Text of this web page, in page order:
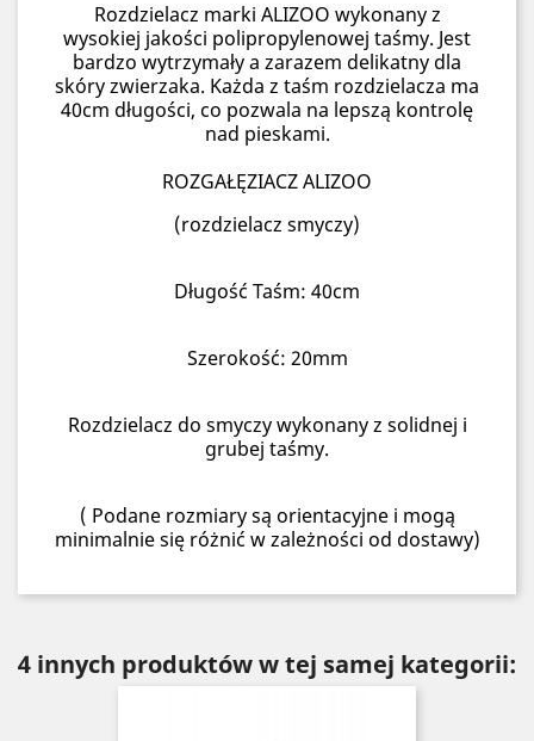
Rozdzielacz marki ALIZOO wykonany z
wysokiej jakości polipropylenowej taśmy. Jest
bardzo wytrzymały a zarazem delikatny dla
skóry zwierzaka. Każda z taśm rozdzielacza ma
40cm długości, co pozwala na lepszą kontrolę
nad pieskami.
ROZGAŁĘZIACZ ALIZOO
(rozdzielacz smyczy)
Długość Taśm: 40cm
Szerokość: 20mm
Rozdzielacz do smyczy wykonany z solidnej i
grubej taśmy.
( Podane rozmiary są orientacyjne i mogą
minimalnie się różnić w zależności od dostawy)
4 innych produktów w tej samej kategorii: